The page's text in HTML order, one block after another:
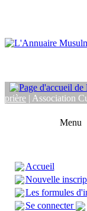
prière | Association
Menu
Accueil
Nouvelle
Les formules
Se connecter